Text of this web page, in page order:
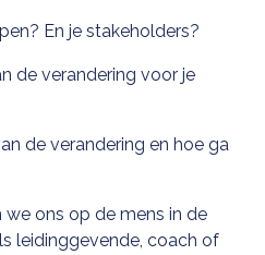
En je stakeholders?
de verandering voor je
de verandering en hoe ga
ons op de mens in de
leidinggevende, coach of